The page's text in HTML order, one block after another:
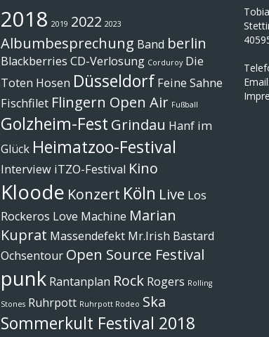
2018 2019 2022 2023
Albumbesprechung Band berlin
Blackberries CD-Verlosung Corduroy Die
Toten Hosen Düsseldorf Feine Sahne
Fischfilet Flingern Open Air Fußball
Golzheim-Fest Grindau Hanf im
Glück Heimatzoo-Festival
Interview iTZO-Festival Kino
Kloode Konzert Köln Live Los
Rockeros Love Machine Marian
Kuprat Massendefekt Mr.Irish Bastard
Ochsentour Open Source Festival
punk Rantanplan Rock Rogers Rolling
Stones Ruhrpott Ruhrpott Rodeo Ska
Sommerkult Festival 2018